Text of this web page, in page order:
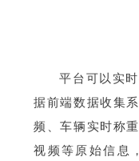
平台可以实
据前端数据收集
频、车辆实时称
视频等原始信息